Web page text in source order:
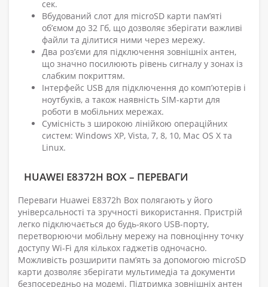
сек.
Вбудований слот для microSD карти пам’яті
об’ємом до 32 Гб, що дозволяє зберігати важливі
файли та ділитися ними через мережу.
Два роз’єми для підключення зовнішніх антен,
що значно посилюють рівень сигналу у зонах із
слабким покриттям.
Інтерфейс USB для підключення до комп’ютерів і
ноутбуків, а також наявність SIM-карти для
роботи в мобільних мережах.
Сумісність з широкою лінійкою операційних
систем: Windows XP, Vista, 7, 8, 10, Mac OS X та
Linux.
HUAWEI E8372H BOX – ПЕРЕВАГИ
Переваги Huawei E8372h Box полягають у його
універсальності та зручності використання. Пристрій
легко підключається до будь-якого USB-порту,
перетворюючи мобільну мережу на повноцінну точку
доступу Wi-Fi для кількох гаджетів одночасно.
Можливість розширити пам’ять за допомогою microSD
карти дозволяє зберігати мультимедіа та документи
безпосередньо на модемі. Підтримка зовнішніх антен